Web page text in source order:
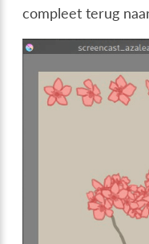
compleet terug